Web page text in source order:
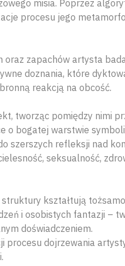
misia. Poprzez
procesu jego
zapachów artysta
doznania, które
reakcją na obcość.
tworząc pomiędzy nimi
o bogatej warstwie
szerszych refleksji nad
seksualność,
kształtują
i osobistych fantazji –
doświadczeniem.
procesu dojrzewania